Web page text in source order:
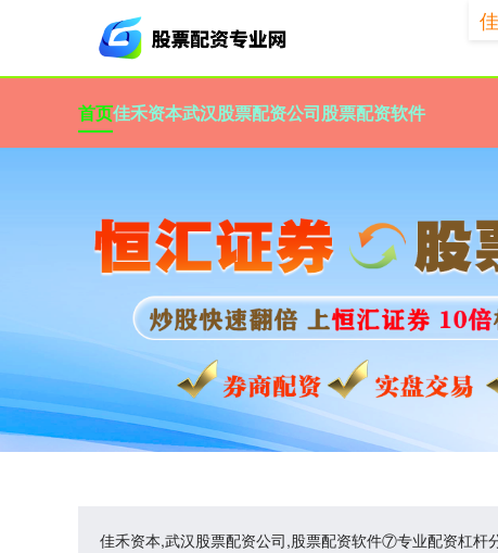
首页佳禾资本武汉股票配资公司股票配资软件
佳禾资本,武汉股票配资公司,股票配资软件⑦专业配资杠杆